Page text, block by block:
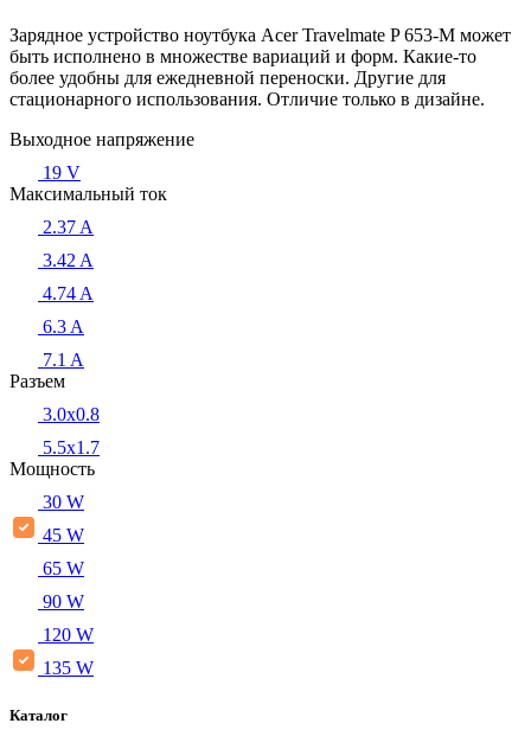
Зарядное устройство ноутбука Acer Travelmate P 653-M может
быть исполнено в множестве вариаций и форм. Какие-то
более удобны для ежедневной переноски. Другие для
стационарного использования. Отличие только в дизайне.
Выходное напряжение
19 V
Максимальный ток
2.37 A
3.42 A
4.74 A
6.3 A
7.1 A
Разъем
3.0x0.8
5.5х1.7
Мощность
30 W
45 W
65 W
90 W
120 W
135 W
Каталог